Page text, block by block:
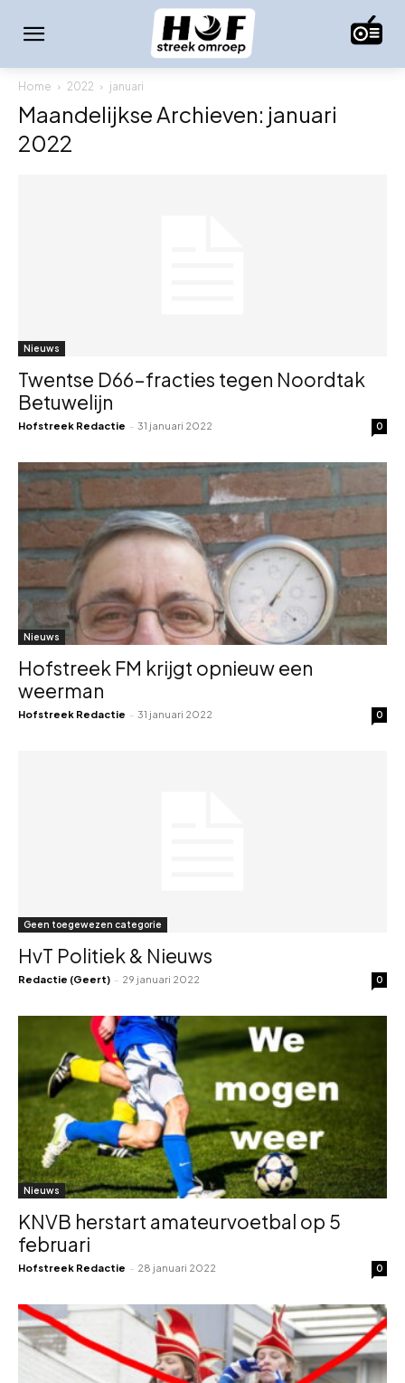
Home 2022 januari
Maandelijkse Archieven: januari
2022
Nieuws
Twentse D66-fracties tegen Noordtak
Betuwelijn
Hofstreek Redactie - 31 januari 2022 0
Nieuws
Hofstreek FM krijgt opnieuw een
weerman
Hofstreek Redactie - 31 januari 2022 0
Geen toegewezen categorie
HvT Politiek & Nieuws
Redactie (Geert) - 29 januari 2022 0
Nieuws
KNVB herstart amateurvoetbal op 5
februari
Hofstreek Redactie - 28 januari 2022 0